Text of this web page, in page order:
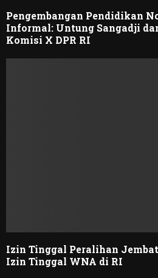
Pengembangan Pendidikan
Informal: Untung Sangadji
Komisi X DPR RI
Izin Tinggal Peralihan
Izin Tinggal WNA di RI